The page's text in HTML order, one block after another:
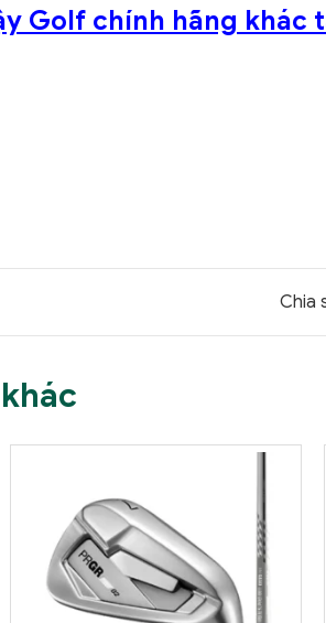
Golf chính hãng khác
Chia